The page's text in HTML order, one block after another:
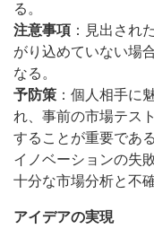
る。
注意事項 ：見出され
がり込めていない場
なる。
予防策 ：個人相手に
れ、事前の市場テス
することが重要である
イノベーションの失
十分な市場分析と不
アイデアの実現